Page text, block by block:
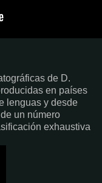
de D.
en países
lenguas y desde
un número
exhaustiva